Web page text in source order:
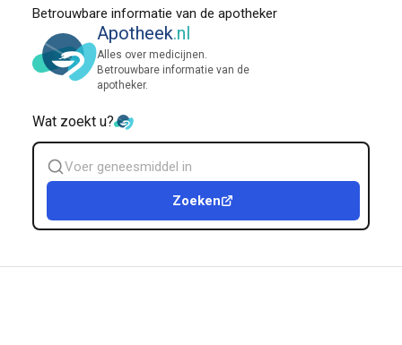
Betrouwbare informatie van de apotheker
Apotheek.nl
Alles over medicijnen.
Betrouwbare informatie van de
apotheker.
Wat zoekt u?
Zoek
geneesmiddel
Zoeken